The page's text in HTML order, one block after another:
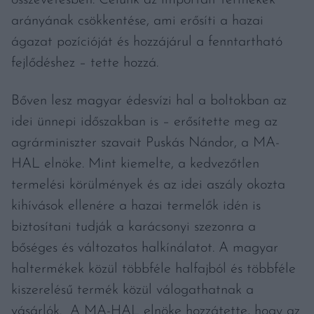
arányának csökkentése, ami erősíti a hazai
ágazat pozícióját és hozzájárul a fenntartható
fejlődéshez – tette hozzá.
Bőven lesz magyar édesvízi hal a boltokban az
idei ünnepi időszakban is – erősítette meg az
agrárminiszter szavait Puskás Nándor, a MA-
HAL elnöke. Mint kiemelte, a kedvezőtlen
termelési körülmények és az idei aszály okozta
kihívások ellenére a hazai termelők idén is
biztosítani tudják a karácsonyi szezonra a
bőséges és változatos halkínálatot. A magyar
haltermékek közül többféle halfajból és többféle
kiszerelésű termék közül válogathatnak a
vásárlók. A MA-HAL elnöke hozzátette, hogy az